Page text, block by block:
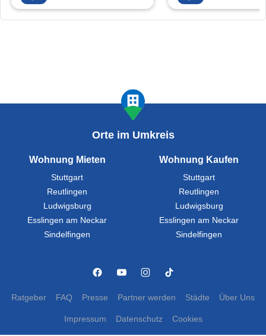
Orte im Umkreis
Wohnung Mieten
Stuttgart
Reutlingen
Ludwigsburg
Esslingen am Neckar
Sindelfingen
Wohnung Kaufen
Stuttgart
Reutlingen
Ludwigsburg
Esslingen am Neckar
Sindelfingen
Ratgeber FAQ Presse Partner werden Städte Über Uns
Impressum Datenschutz Cookies